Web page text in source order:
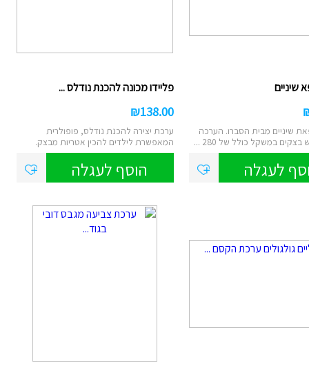
שיניים
שיניים מבית הסברו. הערכה
במשקל כולל של 280 ...
לעגלה
פליידו מכונה להכנת נודלס ...
138.00
₪
ערכת יצירה להכנת נודלס, פופולרית
המאפשרת לילדים להכין אטריות מבצק.
הערכה...
הוסף לעגלה